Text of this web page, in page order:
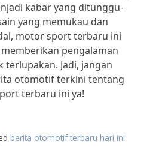
kabar yang ditunggu-
yang memukau dan
motor sport terbaru ini
pengalaman
terlupakan. Jadi, jangan
otomotif terkini tentang
terbaru ini ya!
berita otomotif terbaru hari ini